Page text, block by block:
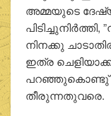
അമ്മയുടെ
നിനക്കു
ഇത്ര
പറഞ്ഞുകൊണ്ടു്
തീരുന്നതുവരെ.